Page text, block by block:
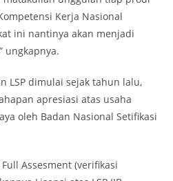
Kerja Nasional
ini nantinya akan menjadi
ungkapnya.
LSP dimulai sejak tahun lalu,
apresiasi atas usaha
oleh Badan Nasional Setifikasi
Assesment (verifikasi